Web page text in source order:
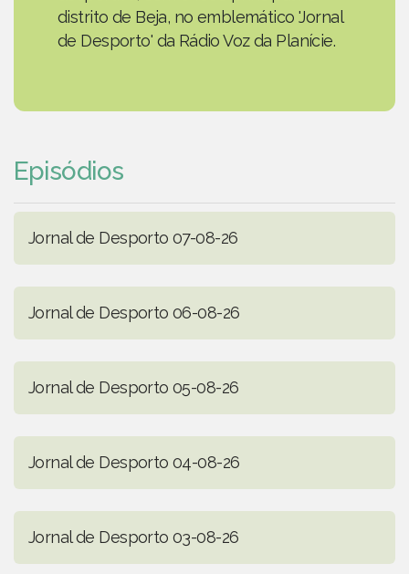
distrito de Beja, no emblemático 'Jornal
de Desporto' da Rádio Voz da Planície.
Episódios
Jornal de Desporto 07-08-26
Jornal de Desporto 06-08-26
Jornal de Desporto 05-08-26
Jornal de Desporto 04-08-26
Jornal de Desporto 03-08-26